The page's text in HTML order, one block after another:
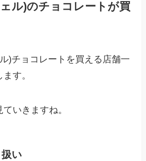
ル)のチョコレートが買
)チョコレートを買える店舗一
す。
いきますね。
い